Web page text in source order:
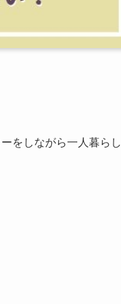
をしながら一人暮らし